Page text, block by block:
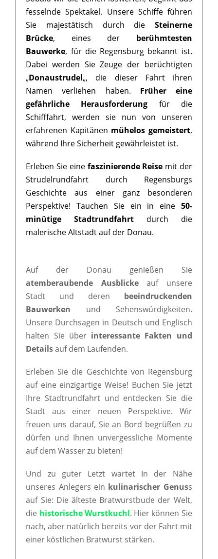
fesselnde Spektakel. Unsere Schiffe führen
Sie majestätisch durch die Steinerne
Brücke, eines der berühmtesten
Bauwerke, für die Regensburg bekannt ist.
Dabei werden Sie Zeuge der berüchtigten
„Donaustrudel„, die dieser Fahrt ihren
Namen verliehen haben. Früher eine
gefährliche Herausforderung für die
Schifffahrt, werden sie nun von unseren
erfahrenen Kapitänen mühelos gemeistert,
während Ihre Sicherheit gewährleistet ist.
Erleben Sie eine faszinierende Reise mit der
Strudelrundfahrt durch Regensburgs
Geschichte aus einer ganz besonderen
Perspektive! Tauchen Sie ein in eine 50-
minütige Stadtrundfahrt durch die
malerische Altstadt auf der Donau.
Auf der Donau genießen Sie
atemberaubende Ausblickeauf unsere
Stadt und deren beeindruckenden
Bauwerken und Sehenswürdigkeiten.
Unsere Durchsagen in Deutsch und Englisch
halten Sie über interessante Fakten und
Detailsauf dem Laufenden.
Erleben Sie die Geschichte von Regensburg
auf eine einzigartige Weise! Buchen Sie jetzt
Ihre Stadtrundfahrt und entdecken Sie die
Stadt aus einer neuen Perspektive. Wir
freuen uns darauf, Sie an Bord begrüßen zu
dürfen und Ihnen unvergessliche Momente
auf dem Wasser zu bieten!
Und zu guter Letzt wartet In der Nähe
unseres Anlegers ein kulinarischer Genuss
auf Sie: Die älteste Bratwurstbude der Welt,
die historische Wurstkuchl. Hier können Sie
nach, aber natürlich bereits vor der Fahrt mit
einer köstlichen Bratwurst stärken.